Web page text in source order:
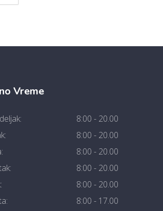
Vreme
8:00 - 20.00
8:00 - 20.00
8:00 - 20.00
8:00 - 20.00
8:00 - 20.00
8:00 - 17.00